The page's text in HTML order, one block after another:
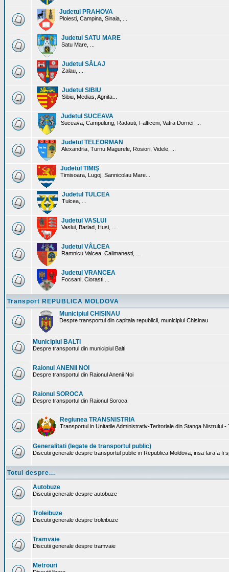
Judetul PRAHOVA
Ploiesti, Campina, Sinaia, ...
Judetul SATU MARE
Satu Mare, ...
Judetul SĂLAJ
Zalau, ...
Judetul SIBIU
Sibiu, Medias, Agnita...
Judetul SUCEAVA
Suceava, Campulung, Radauti, Falticeni, Vatra Dornei, ...
Judetul TELEORMAN
Alexandria, Turnu Magurele, Rosiori, Videle, ...
Judetul TIMIŞ
Timisoara, Lugoj, Sannicolau Mare...
Judetul TULCEA
Tulcea, ...
Judetul VASLUI
Vaslui, Barlad, Husi, ...
Judetul VÂLCEA
Ramnicu Valcea, Calimanesti, ...
Judetul VRANCEA
Focsani, Ciorasti ...
Transport REPUBLICA MOLDOVA
Municipiul CHISINAU
Despre transportul din capitala republicii, municipiul Chisinau
Municipiul BALTI
Despre transportul din municipiul Balti
Raionul ANENII NOI
Despre transportul din Raionul Anenii Noi
Raionul SOROCA
Despre transportul din Raionul Soroca
Regiunea TRANSNISTRIA
Transportul in Unitatile Administrativ-Teritoriale din Stanga Nistrului -
Generalitati (legate de transportul public)
Discutii generale despre transportul public in Republica Moldova, insa fara a fi
Totul despre...
Autobuze
Discutii generale despre autobuze
Troleibuze
Discutii generale despre troleibuze
Tramvaie
Discutii generale despre tramvaie
Metrouri